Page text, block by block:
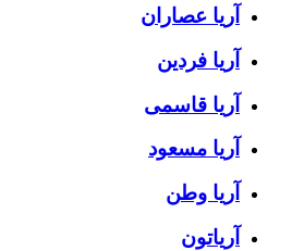
آریا عصاران
آریا فردین
آریا قاسمی
آریا مسعود
آریا وطن
آریاتون